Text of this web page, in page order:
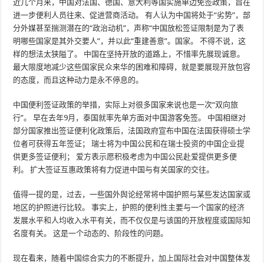
近几个月来，中国对法国、德国、意大利等国实施单边免签政策，旨在
进一步便利人员往来、促进营商活动。 有人认为中国将处于“劣势”，部
分外媒甚至揣测潜在的“政治动机”，声称“中国放松签证限制是为了表
明哪些国家是其外交要人”，并以此“重建善意”。国家。 不得不说，这
样的想法太狭隘了。 中国在坚持开放的道路上，不惜率先展现诚意。
最大限度地减少这些国家民众来华的困难和障碍，就是要展现开放包容
的态度，而且这种动力是永不停息的。
中国便利签证政策的举措，实际上对很多国家来说也是一次“双向旅
行”。 早在去年9月，泰国就率先单方面对中国游客免签。 中国相继对
部分国家推出签证便利化政策后，法国政府宣布中国在法国获得硕士学
位者可获得五年签证； 瑞士将为中国公民和在瑞士投资的中国企业提
供更多签证便利； 爱方表示愿积极考虑为中国公民赴爱提供更多便
利。 扩大签证互惠政策将有力促进中国与有关国家的交往。
值得一提的是，过去，一些国外舆论经常将中国护照与某些发达国家或
地区的护照进行比较。 事实上，护照的便利性主要与一个国家的经济
发展水平和人均收入水平有关，而不仅仅是与该国的开放程度或国际知
名度有关。 这是一个动态的、阶段性的问题。
现在看来，随着中国综合实力的不断提升，加上国际社会对中国整体发